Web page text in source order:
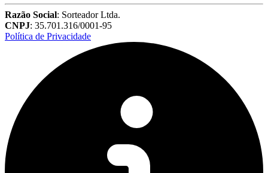
Razão Social: Sorteador Ltda.
CNPJ: 35.701.316/0001-95
Política de Privacidade